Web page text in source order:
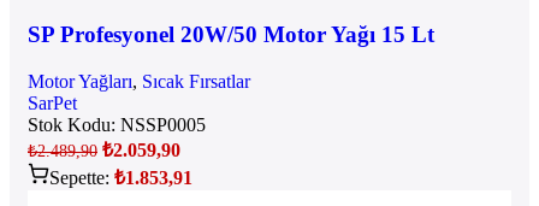
SP Profesyonel 20W/50 Motor Yağı 15 Lt
Motor Yağları, Sıcak Fırsatlar
SarPet
Stok Kodu: NSSP0005
₺2.489,90 ₺2.059,90
Sepette: ₺1.853,91